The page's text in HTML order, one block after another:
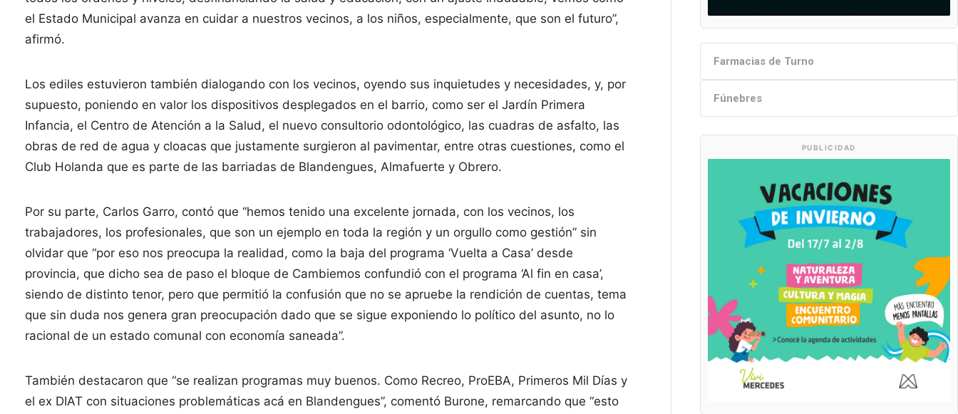
el Estado Municipal avanza en cuidar a nuestros vecinos, a los niños, especialmente, que son el futuro”,
afirmó.
Los ediles estuvieron también dialogando con los vecinos, oyendo sus inquietudes y necesidades, y, por
supuesto, poniendo en valor los dispositivos desplegados en el barrio, como ser el Jardín Primera
Infancia, el Centro de Atención a la Salud, el nuevo consultorio odontológico, las cuadras de asfalto, las
obras de red de agua y cloacas que justamente surgieron al pavimentar, entre otras cuestiones, como el
Club Holanda que es parte de las barriadas de Blandengues, Almafuerte y Obrero.
Por su parte, Carlos Garro, contó que “hemos tenido una excelente jornada, con los vecinos, los
trabajadores, los profesionales, que son un ejemplo en toda la región y un orgullo como gestión” sin
olvidar que “por eso nos preocupa la realidad, como la baja del programa ‘Vuelta a Casa’ desde
provincia, que dicho sea de paso el bloque de Cambiemos confundió con el programa ‘Al fin en casa’,
siendo de distinto tenor, pero que permitió la confusión que no se apruebe la rendición de cuentas, tema
que sin duda nos genera gran preocupación dado que se sigue exponiendo lo político del asunto, no lo
racional de un estado comunal con economía saneada”.
También destacaron que “se realizan programas muy buenos. Como Recreo, ProEBA, Primeros Mil Días y
el ex DIAT con situaciones problemáticas acá en Blandengues”, comentó Burone, remarcando que “esto
Farmacias de Turno
Fúnebres
PUBLICIDAD